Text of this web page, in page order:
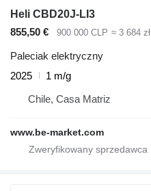
Heli CBD20J-LI3
855,50 €
900 000 CLP ≈ 3 684 zł
Paleciak elektryczny
2025
1 m/g
Chile, Casa Matriz
www.be-market.com